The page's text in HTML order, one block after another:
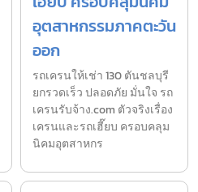
อุตสาหกรรมภาคตะวัน
ออก
รถเครนให้เช่า 130 ตันชลบุรี
ยกรวดเร็ว ปลอดภัย มั่นใจ รถ
เครนรับจ้าง.com ตัวจริงเรื่อง
เครนและรถเฮี๊ยบ ครอบคลุม
นิคมอุตสาหกร